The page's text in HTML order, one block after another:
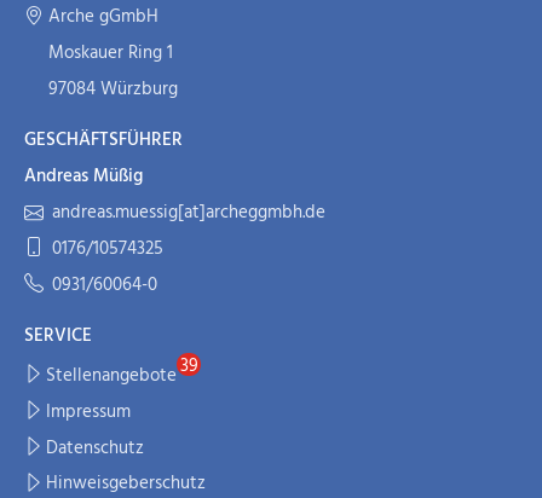
Arche gGmbH
Moskauer Ring 1
97084 Würzburg
GESCHÄFTSFÜHRER
Andreas Müßig
andreas.muessig[at]archeggmbh.de
0176/10574325
0931/60064-0
SERVICE
Stellenangebote
Impressum
Datenschutz
Hinweisgeberschutz